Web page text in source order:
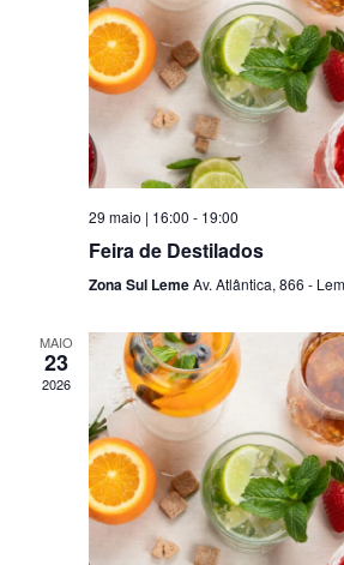
29 maio | 16:00 - 19:00
Feira de Destilados
Zona Sul LemeAv. Atlântica, 866 -
MAIO
23
2026